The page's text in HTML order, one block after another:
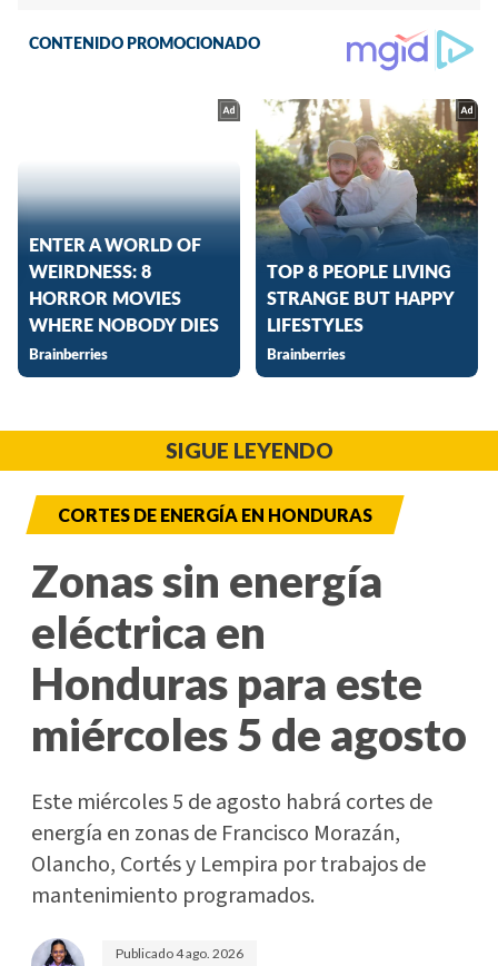
SIGUE LEYENDO
CORTES DE ENERGÍA EN HONDURAS
Zonas sin energía
eléctrica en
Honduras para este
miércoles 5 de agosto
Este miércoles 5 de agosto habrá cortes de
energía en zonas de Francisco Morazán,
Olancho, Cortés y Lempira por trabajos de
mantenimiento programados.
Publicado4 ago. 2026